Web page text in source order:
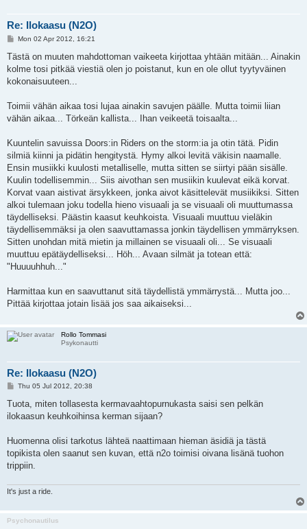
Re: Ilokaasu (N2O)
P
s
Mon 02 Apr 2012, 16:21
Tästä on muuten mahdottoman vaikeeta kirjottaa yhtään mitään... Ainakin
kolme tosi pitkää viestiä olen jo poistanut, kun en ole ollut tyytyväinen
kokonaisuuteen...
Toimii vähän aikaa tosi lujaa ainakin savujen päälle. Mutta toimii liian
vähän aikaa... Törkeän kallista... Ihan veikeetä toisaalta...
Kuuntelin savuissa Doors:in Riders on the storm:ia ja otin tätä. Pidin
silmiä kiinni ja pidätin hengitystä. Hymy alkoi levitä väkisin naamalle.
Ensin musiikki kuulosti metalliselle, mutta sitten se siirtyi pään sisälle.
Kuulin todellisemmin... Siis aivothan sen musiikin kuulevat eikä korvat.
Korvat vaan aistivat ärsykkeen, jonka aivot käsittelevät musiikiksi. Sitten
alkoi tulemaan joku todella hieno visuaali ja se visuaali oli muuttumassa
täydelliseksi. Päästin kaasut keuhkoista. Visuaali muuttuu vieläkin
täydellisemmäksi ja olen saavuttamassa jonkin täydellisen ymmärryksen.
Sitten unohdan mitä mietin ja millainen se visuaali oli... Se visuaali
muuttuu epätäydelliseksi... Höh... Avaan silmät ja totean että:
"Huuuuhhuh..."
Harmittaa kun en saavuttanut sitä täydellistä ymmärrystä... Mutta joo...
Pittää kirjottaa jotain lisää jos saa aikaiseksi...
Rollo Tommasi
Psykonautti
Re: Ilokaasu (N2O)
P
s
Thu 05 Jul 2012, 20:38
Tuota, miten tollasesta kermavaahtopurnukasta saisi sen pelkän
ilokaasun keuhkoihinsa kerman sijaan?
Huomenna olisi tarkotus lähteä naattimaan hieman äsidiä ja tästä
topikista olen saanut sen kuvan, että n2o toimisi oivana lisänä tuohon
trippiin.
It's just a ride.
Psychonautilus